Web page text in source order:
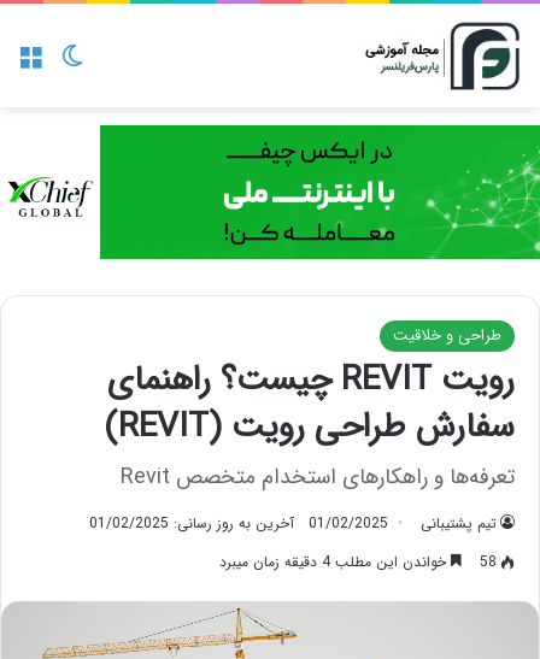
تغییر
طراحی و خلاقیت
رویت REVIT چیست؟ راهنمای
سفارش طراحی رویت (REVIT)
تعرفه‌ها و راهکارهای استخدام متخصص Revit
تیم پشتیبانی 01/02/2025
آخرین به روز رسانی: 01/02/2025
58
خواندن این مطلب 4 دقیقه زمان میبرد